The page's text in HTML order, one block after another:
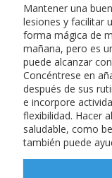
Mantener una
lesiones y facilitar
forma mágica de
mañana, pero es
puede alcanzar
Concéntrese en
después de sus
e incorpore
flexibilidad. Hacer
saludable, como
también puede